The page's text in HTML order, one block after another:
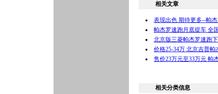
相关文章
表现出色 期待更多--帕
帕杰罗速跑月底提车 全
北京版三菱帕杰罗速跑
价格25-34万 北京吉普帕
售价23万元至33万元 帕
相关分类信息